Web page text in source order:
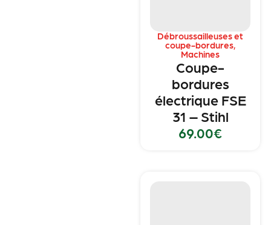
Débroussailleuses et
coupe-bordures,
Machines
Coupe-
bordures
électrique FSE
31 – Stihl
69.00€